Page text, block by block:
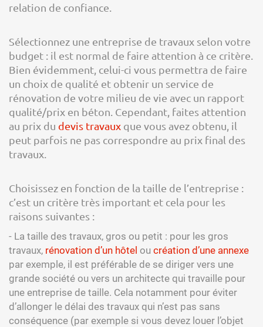
relation de confiance.
Sélectionnez une entreprise de travaux selon votre
budget : il est normal de faire attention à ce critère.
Bien évidemment, celui-ci vous permettra de faire
un choix de qualité et obtenir un service de
rénovation de votre milieu de vie avec un rapport
qualité/prix en béton. Cependant, faites attention
au prix du devis travaux que vous avez obtenu, il
peut parfois ne pas correspondre au prix final des
travaux.
Choisissez en fonction de la taille de l’entreprise :
c’est un critère très important et cela pour les
raisons suivantes :
- La taille des travaux, gros ou petit : pour les gros
travaux, rénovation d’un hôtel ou création d’une annexe
par exemple, il est préférable de se diriger vers une
grande société ou vers un architecte qui travaille pour
une entreprise de taille. Cela notamment pour éviter
d’allonger le délai des travaux qui n’est pas sans
conséquence (par exemple si vous devez louer l’objet